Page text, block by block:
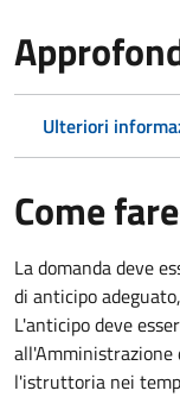
Ulteriori
Come fare
La domanda deve
di anticipo
L'anticipo deve
all'Amministrazione
l'istruttoria nei